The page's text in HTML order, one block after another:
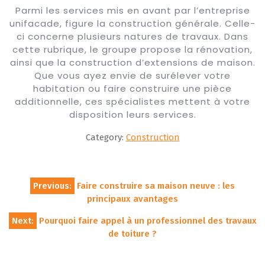
Parmi les services mis en avant par l’entreprise
unifacade, figure la construction générale. Celle-
ci concerne plusieurs natures de travaux. Dans
cette rubrique, le groupe propose la rénovation,
ainsi que la construction d’extensions de maison.
Que vous ayez envie de surélever votre
habitation ou faire construire une pièce
additionnelle, ces spécialistes mettent à votre
disposition leurs services.
Category: Construction
Navigation
l’article
Previous:
Faire construire sa maison neuve : les
principaux avantages
Next:
Pourquoi faire appel à un professionnel des travaux
de toiture ?